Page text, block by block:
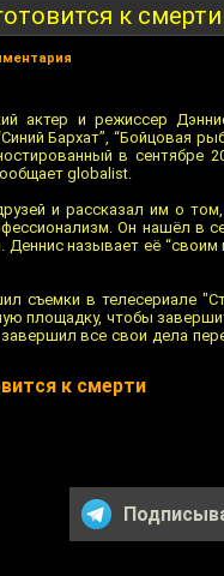
к смерти
актер и режиссер
Бархат”, “Бойцовая
в сентябре
globalist.
и рассказал им о
Он нашёл в
называет её “своим
съемки в телесериале
площадку, чтобы
все свои дела
к смерти